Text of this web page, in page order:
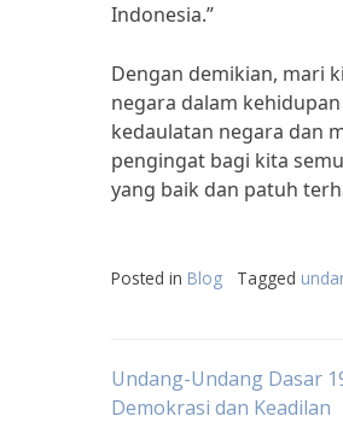
Indonesia.”
Dengan demikian, mari
negara dalam
kedaulatan negara dan
pengingat bagi kita
yang baik dan patuh
Posted in Blog Tagged
Post
Undang-Undang Dasar
Demokrasi dan Keadilan